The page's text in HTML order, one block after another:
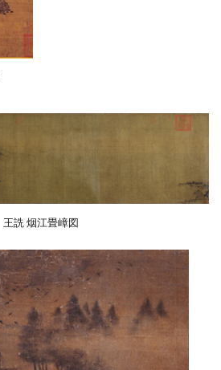
王詵 烟江畳嶂図